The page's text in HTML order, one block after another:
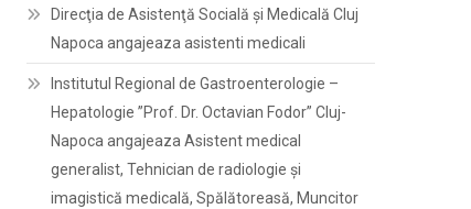
Direcţia de Asistenţă Socială şi Medicală Cluj
Napoca angajeaza asistenti medicali
Institutul Regional de Gastroenterologie –
Hepatologie ”Prof. Dr. Octavian Fodor” Cluj-
Napoca angajeaza Asistent medical
generalist, Tehnician de radiologie și
imagistică medicală, Spălătoreasă, Muncitor